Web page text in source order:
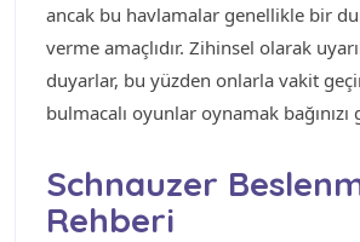
ancak bu havlamalar genellikle bir
verme amaçlıdır. Zihinsel olarak
duyarlar, bu yüzden onlarla vakit
bulmacalı oyunlar oynamak
Schnauzer
Rehberi